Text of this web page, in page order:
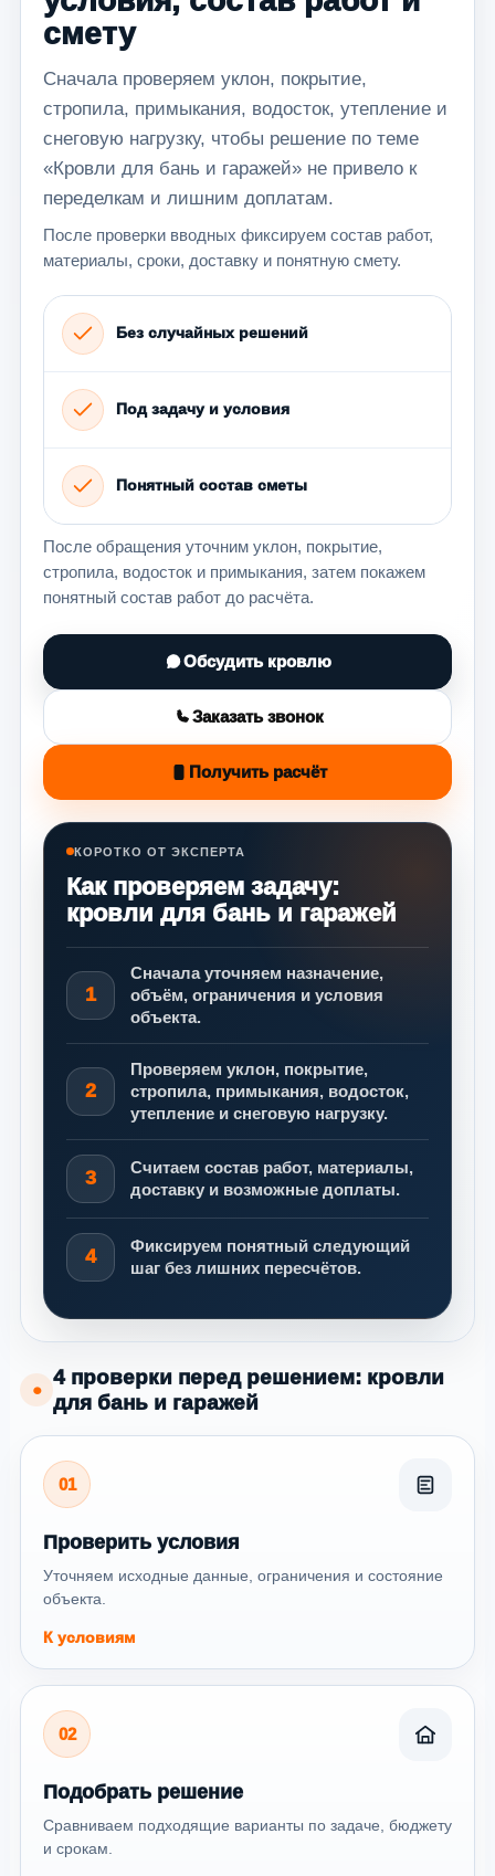
смету
Сначала проверяем уклон, покрытие,
стропила, примыкания, водосток, утепление и
снеговую нагрузку, чтобы решение по теме
«Кровли для бань и гаражей» не привело к
переделкам и лишним доплатам.
После проверки вводных фиксируем состав работ,
материалы, сроки, доставку и понятную смету.
Без случайных решений
Под задачу и условия
Понятный состав сметы
После обращения уточним уклон, покрытие,
стропила, водосток и примыкания, затем покажем
понятный состав работ до расчёта.
Обсудить кровлю
Заказать звонок
Получить расчёт
КОРОТКО ОТ ЭКСПЕРТА
Как проверяем задачу:
кровли для бань и гаражей
1
Сначала уточняем назначение,
объём, ограничения и условия
объекта.
2
Проверяем уклон, покрытие,
стропила, примыкания, водосток,
утепление и снеговую нагрузку.
3
Считаем состав работ, материалы,
доставку и возможные доплаты.
4
Фиксируем понятный следующий
шаг без лишних пересчётов.
●
4 проверки перед решением: кровли
для бань и гаражей
01
Проверить условия
Уточняем исходные данные, ограничения и состояние
объекта.
К условиям
02
Подобрать решение
Сравниваем подходящие варианты по задаче, бюджету
и срокам.